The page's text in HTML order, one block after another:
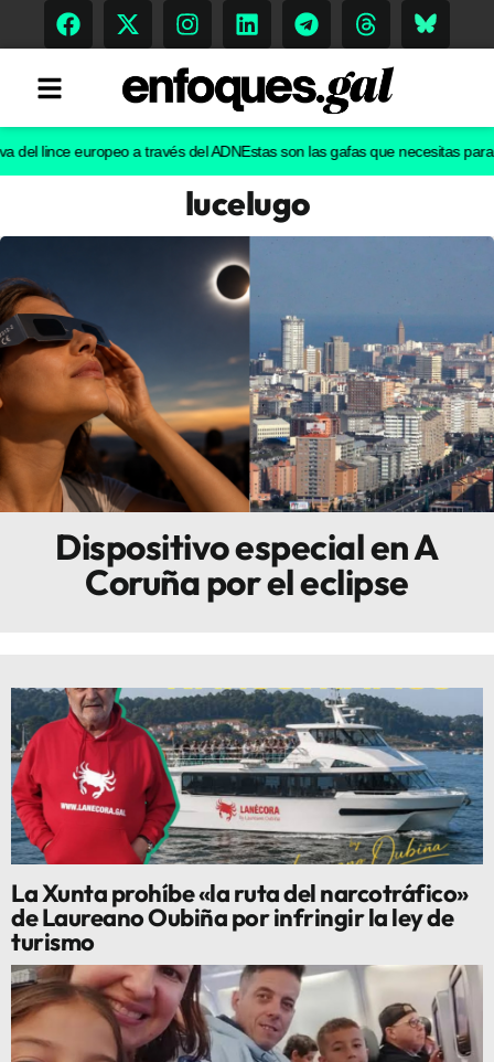
Gastronomía
Escenarios
Sostenibilidad
Innova
europeo a través del ADNEstas son las gafas que necesitas para ver
lucelugo
Dispositivo especial en A
Coruña por el eclipse
La Xunta prohíbe «la ruta del narcotráfico»
de Laureano Oubiña por infringir la ley de
turismo